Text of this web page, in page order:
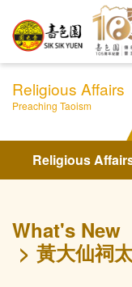
Religious Affairs
Preaching Taoism
Religious
What's New
黃大仙祠